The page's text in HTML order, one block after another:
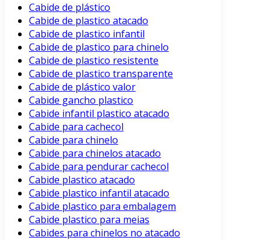
Cabide de plástico
Cabide de plastico atacado
Cabide de plastico infantil
Cabide de plastico para chinelo
Cabide de plastico resistente
Cabide de plastico transparente
Cabide de plástico valor
Cabide gancho plastico
Cabide infantil plastico atacado
Cabide para cachecol
Cabide para chinelo
Cabide para chinelos atacado
Cabide para pendurar cachecol
Cabide plastico atacado
Cabide plastico infantil atacado
Cabide plastico para embalagem
Cabide plastico para meias
Cabides para chinelos no atacado